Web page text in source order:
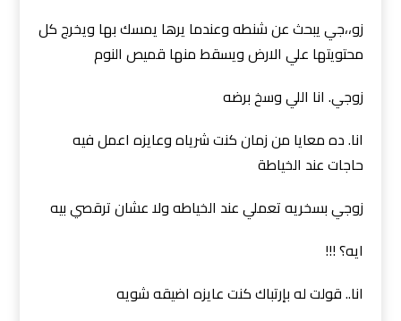
زو،،جي يبحث عن شنطه وعندما يرها يمسك بها ويخرج كل
محتويتها علي الارض ويسقط منها قميص النوم
زوجي. انا اللي وسخ برضه
انا. ده معايا من زمان كنت شرياه وعايزه اعمل فيه
حاجات عند الخياطة
زوجي بسخريه تعملي عند الخياطه ولا عشان ترقصي بيه
ايه؟ !!!
انا.. قولت له بإرتباك كنت عايزه اضيقه شويه